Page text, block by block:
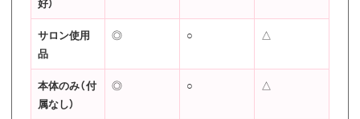
サロン使用
品
◎ ○ △
本体のみ（付
属なし）
◎ ○ △